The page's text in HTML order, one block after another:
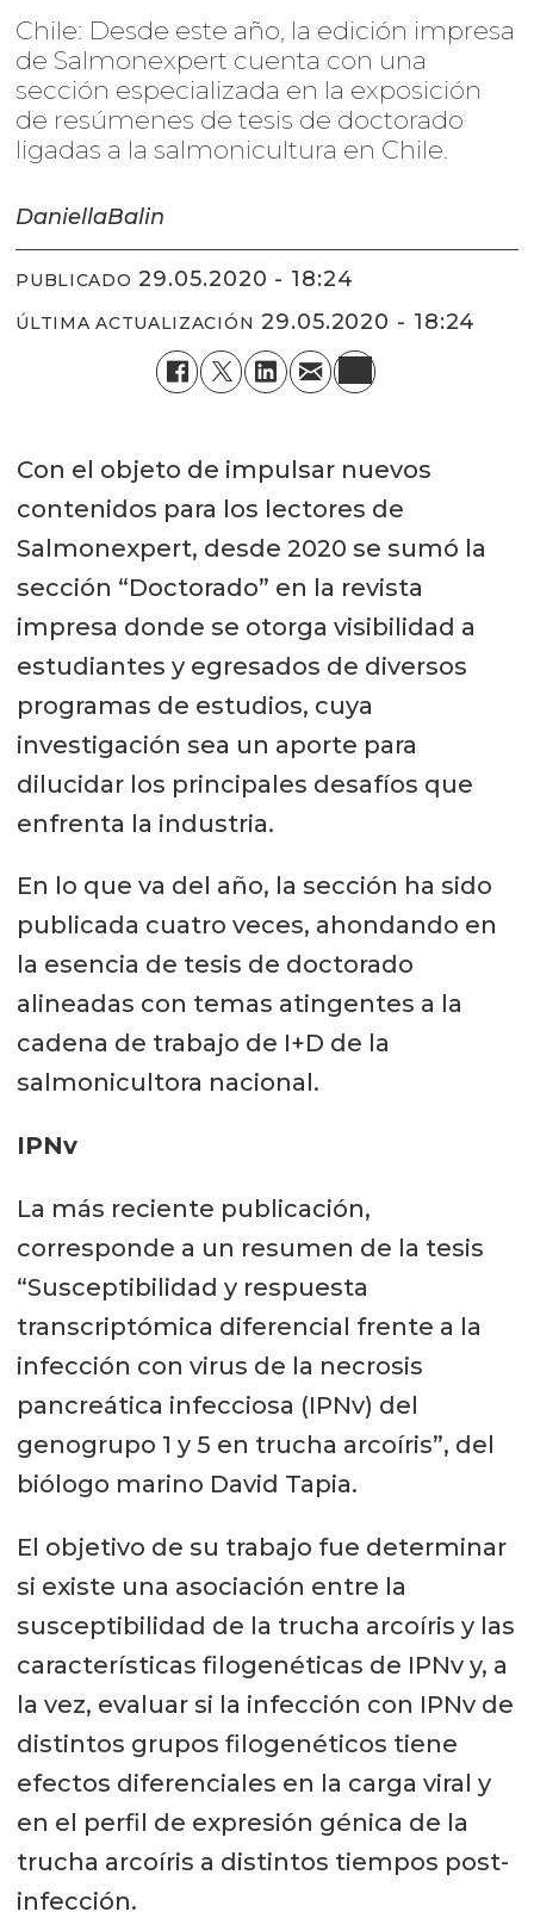
Chile: Desde este año, la edición impresa
de Salmonexpert cuenta con una
sección especializada en la exposición
de resúmenes de tesis de doctorado
ligadas a la salmonicultura en Chile.
DaniellaBalin
PUBLICADO 29.05.2020 - 18:24
ÚLTIMA ACTUALIZACIÓN 29.05.2020 - 18:24
Con el objeto de impulsar nuevos
contenidos para los lectores de
Salmonexpert, desde 2020 se sumó la
sección “Doctorado” en la revista
impresa donde se otorga visibilidad a
estudiantes y egresados de diversos
programas de estudios, cuya
investigación sea un aporte para
dilucidar los principales desafíos que
enfrenta la industria.
En lo que va del año, la sección ha sido
publicada cuatro veces, ahondando en
la esencia de tesis de doctorado
alineadas con temas atingentes a la
cadena de trabajo de I+D de la
salmonicultora nacional.
IPNv
La más reciente publicación,
corresponde a un resumen de la tesis
“Susceptibilidad y respuesta
transcriptómica diferencial frente a la
infección con virus de la necrosis
pancreática infecciosa (IPNv) del
genogrupo 1 y 5 en trucha arcoíris”, del
biólogo marino David Tapia.
El objetivo de su trabajo fue determinar
si existe una asociación entre la
susceptibilidad de la trucha arcoíris y las
características filogenéticas de IPNv y, a
la vez, evaluar si la infección con IPNv de
distintos grupos filogenéticos tiene
efectos diferenciales en la carga viral y
en el perfil de expresión génica de la
trucha arcoíris a distintos tiempos post-
infección.